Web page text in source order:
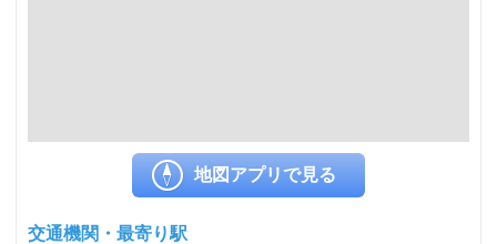
地図アプリで見る
交通機関・最寄り駅